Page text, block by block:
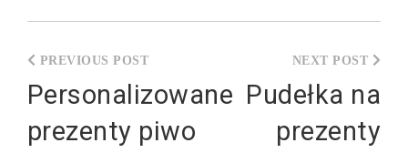
wpisu
Personalizowane
prezenty piwo
Pudełka na
prezenty